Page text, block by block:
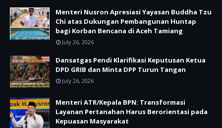
Menteri Nusron Apresiasi Yayasan Buddha Tzu
Chi atas Dukungan Pembangunan Huntap
bagi Korban Bencana di Aceh Tamiang
July 26, 2026
Dansatgas Pendi Klarifikasi Keputusan Ketua
DPD GRIB dan Minta DPP Turun Tangan
July 26, 2026
Menteri ATR/Kepala BPN: Transformasi
Layanan Pertanahan Harus Berorientasi pada
Kepuasan Masyarakat